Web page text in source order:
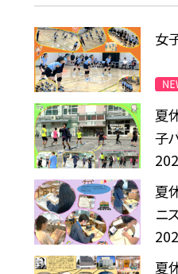
女
夏
子
夏
ニ
夏